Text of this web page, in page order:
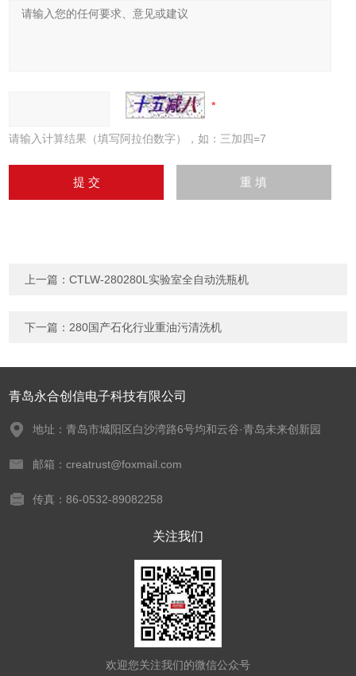
请输入计算结果（填写阿拉伯数字），如：三加四=7
上一篇：CTLW-280280L实验室全自动洗瓶机
下一篇： 280国产石化行业重油污清洗机
青岛永合创信电子科技有限公司
地址：青岛市城阳区白沙湾路6号均和云谷·青岛未来创新园
邮箱：creatrust@foxmail.com
传真：86-0532-89082258
关注我们
欢迎您关注我们的微信公众号